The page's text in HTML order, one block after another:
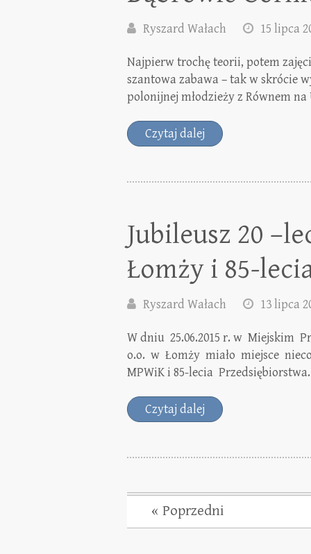
Ryszard Wałach 15 lipca
Najpierw trochę teorii, potem
szantowa zabawa – tak w skrócie
polonijnej młodzieży z Równem
Czytaj dalej
Jubileusz 20
Łomży i 85-
Ryszard Wałach 13 lipca
W dniu 25.06.2015 r. w Miejskim
o.o. w Łomży miało miejsce
MPWiK i 85-lecia
Czytaj dalej
« Poprzedni